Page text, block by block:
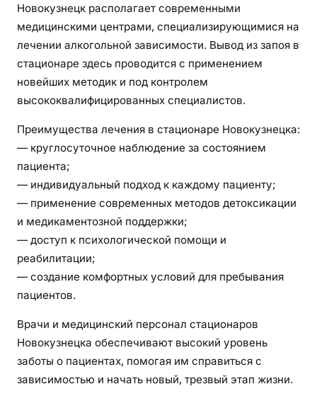
Новокузнецк располагает современными
медицинскими центрами, специализирующимися на
лечении алкогольной зависимости. Вывод из запоя в
стационаре здесь проводится с применением
новейших методик и под контролем
высококвалифицированных специалистов.
Преимущества лечения в стационаре Новокузнецка:
— круглосуточное наблюдение за состоянием
пациента;
— индивидуальный подход к каждому пациенту;
— применение современных методов детоксикации
и медикаментозной поддержки;
— доступ к психологической помощи и
реабилитации;
— создание комфортных условий для пребывания
пациентов.
Врачи и медицинский персонал стационаров
Новокузнецка обеспечивают высокий уровень
заботы о пациентах, помогая им справиться с
зависимостью и начать новый, трезвый этап жизни.